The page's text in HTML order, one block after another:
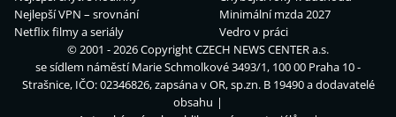
Nejlepší VPN – srovnání
Netflix filmy a seriály
Minimální mzda 2027
Vedro v práci
© 2001 - 2026 CopyrightCZECH NEWS CENTER a.s.
se sídlem náměstí Marie Schmolkové 3493/1, 100 00 Praha 10 -
Strašnice, IČO: 02346826, zapsána v OR, sp.zn. B 19490 a dodavatelé
obsahu